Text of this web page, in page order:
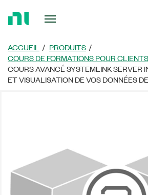
page
d’accueil
ACCUEIL
PRODUITS
COURS DE FORMATIONS POUR CLIENTS
COURS AVANCÉ SYSTEMLINK SERVER
ET VISUALISATION DE VOS DONNÉES